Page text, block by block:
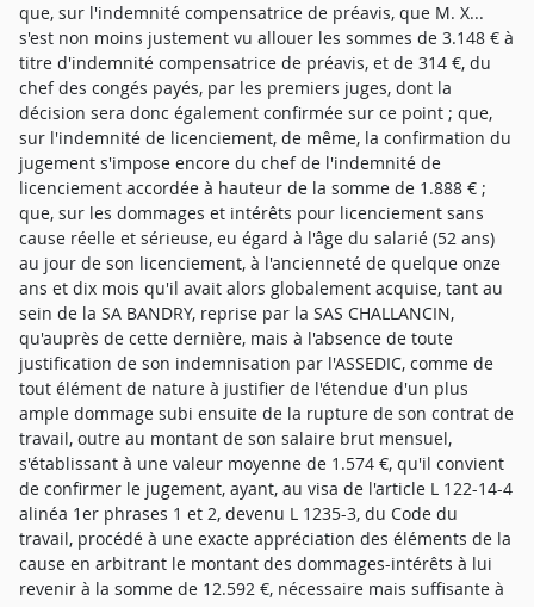
que, sur l'indemnité compensatrice de préavis, que M. X...
s'est non moins justement vu allouer les sommes de 3.148 € à
titre d'indemnité compensatrice de préavis, et de 314 €, du
chef des congés payés, par les premiers juges, dont la
décision sera donc également confirmée sur ce point ; que,
sur l'indemnité de licenciement, de même, la confirmation du
jugement s'impose encore du chef de l'indemnité de
licenciement accordée à hauteur de la somme de 1.888 € ;
que, sur les dommages et intérêts pour licenciement sans
cause réelle et sérieuse, eu égard à l'âge du salarié (52 ans)
au jour de son licenciement, à l'ancienneté de quelque onze
ans et dix mois qu'il avait alors globalement acquise, tant au
sein de la SA BANDRY, reprise par la SAS CHALLANCIN,
qu'auprès de cette dernière, mais à l'absence de toute
justification de son indemnisation par l'ASSEDIC, comme de
tout élément de nature à justifier de l'étendue d'un plus
ample dommage subi ensuite de la rupture de son contrat de
travail, outre au montant de son salaire brut mensuel,
s'établissant à une valeur moyenne de 1.574 €, qu'il convient
de confirmer le jugement, ayant, au visa de l'article L 122-14-4
alinéa 1er phrases 1 et 2, devenu L 1235-3, du Code du
travail, procédé à une exacte appréciation des éléments de la
cause en arbitrant le montant des dommages-intérêts à lui
revenir à la somme de 12.592 €, nécessaire mais suffisante à